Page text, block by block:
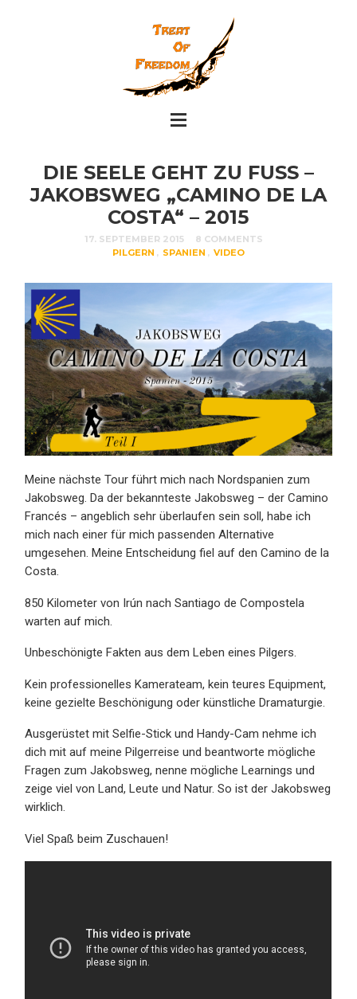
DIE SEELE GEHT ZU FUSS – J
AKOBSWEG „CAMINO DE LA C
OSTA“ – 2015
17. SEPTEMBER 2015
8 COMMENTS
PILGERN , SPANIEN , VIDEO
Meine nächste Tour führt mich nach Nordspanien zum
Jakobsweg. Da der bekannteste Jakobsweg – der Camino
Francés – angeblich sehr überlaufen sein soll, habe ich
mich nach einer für mich passenden Alternative
umgesehen. Meine Entscheidung fiel auf den Camino de la
Costa.
850 Kilometer von Irún nach Santiago de Compostela
warten auf mich.
Unbeschönigte Fakten aus dem Leben eines Pilgers.
Kein professionelles Kamerateam, kein teures Equipment,
keine gezielte Beschönigung oder künstliche Dramaturgie.
Ausgerüstet mit Selfie-Stick und Handy-Cam nehme ich
dich mit auf meine Pilgerreise und beantworte mögliche
Fragen zum Jakobsweg, nenne mögliche Learnings und
zeige viel von Land, Leute und Natur. So ist der Jakobsweg
wirklich.
Viel Spaß beim Zuschauen!